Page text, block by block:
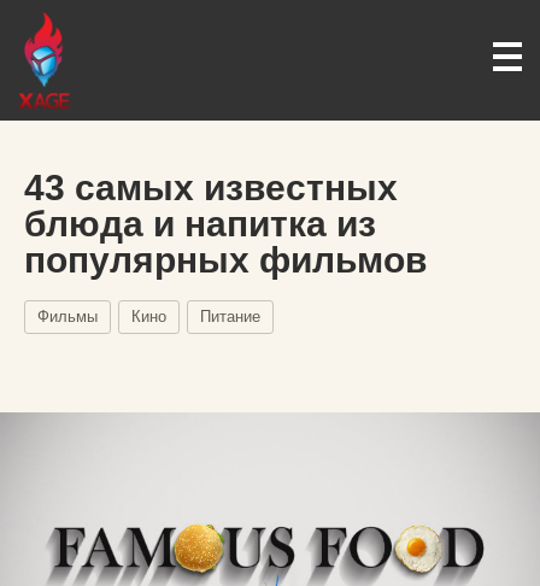
43 самых известных
блюда и напитка из
популярных фильмов
Фильмы Кино Питание